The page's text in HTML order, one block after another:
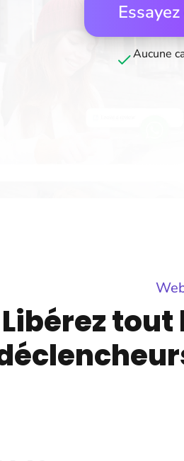
Aucune
Libérez